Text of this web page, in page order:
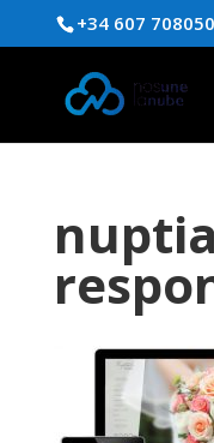
+34 607 708050